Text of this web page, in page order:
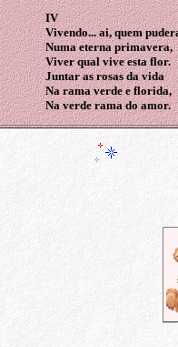
IV
Vivendo... ai, quem
Numa eterna primavera,
Viver qual vive esta flor.
Juntar as rosas da vida
Na rama verde e florida,
Na verde rama do amor.